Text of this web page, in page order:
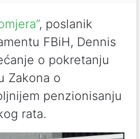
, poslanik
FBiH, Dennis
o pokretanju
Zakona o
penzionisanju
rata.